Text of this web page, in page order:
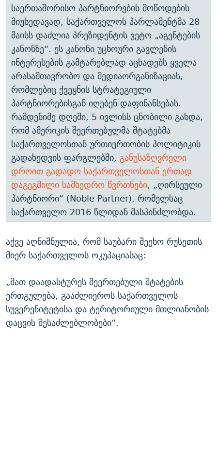
საერთაშორისო პარტნიორების მოწოდების
მიუხედავად, საქართველოს პარლამენტმა 28
მაისს დაძლია პრეზიდენტის ვეტო „აგენტების
კანონზე“. ეს კანონი უცხოური გავლენის
ინტერესების გამტარებლად აცხადებს ყველა
არასამთავრობო და მედიაორგანიზაციას,
რომლებიც ქვეყნის სტრატეგიული
პარტნიორებისგან იღებენ დაფინანსებას.
რამდენიმე დღეში, 5 ივლისს ცნობილი გახდა,
რომ ამერიკის შეერთებულმა შტატებმა
საქართველოსთან ურთიერთობის პოლიტიკის
გადახედვის ფარგლებში, განუსაზღვრელი
დროით გადადო საქართველოსთან ერთად
დაგეგმილი სამხედრო წვრთნები, „ღირსეული
პარტნიორი“ (Noble Partner), რომელსაც
საქართველო 2016 წლიდან მასპინძლობდა.
აქვე აღნიშნულია, რომ საუბარი შეეხო რუსეთის
მიერ საქართველოს ოკუპაციასაც:
„მათ დაადასტურეს შეერთებული შტატების
ერთგულება, გააძლიეროს საქართველოს
სუვერენიტეტისა და ტერიტორიული მთლიანობის
დაცვის შესაძლებლობები“.